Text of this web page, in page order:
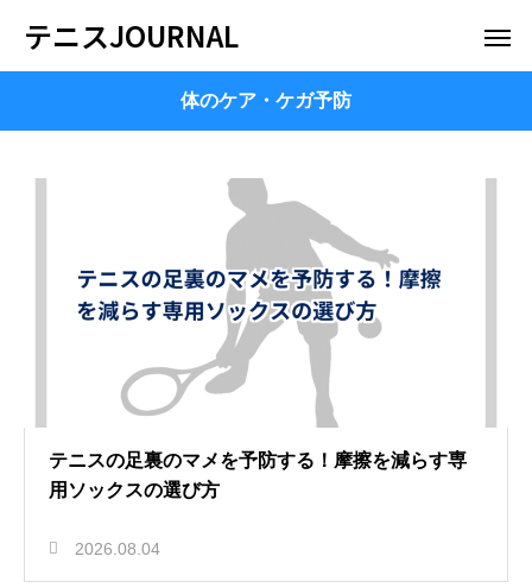
テニスJOURNAL
体のケア・ケガ予防
テニスの足裏のマメを予防する！摩擦を減らす専
用ソックスの選び方
2026.08.04